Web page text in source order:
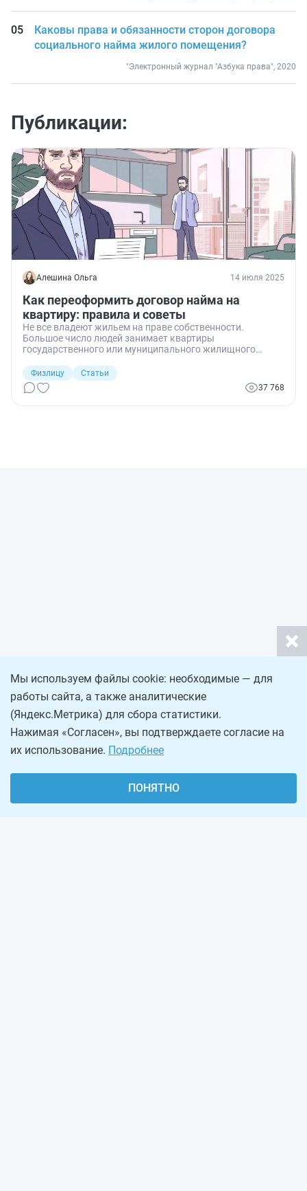
Каковы права и обязанности сторон договора
социального найма жилого помещения?
"Электронный журнал "Азбука права", 2020
Публикации:
Алешина Ольга 14 июля 2025
Как переоформить договор найма на
квартиру: правила и советы
Не все владеют жильем на праве собственности.
Большое число людей занимает квартиры
государственного или муниципального жилищного
заключается между соответствующим органом (местной
администрацией, департаментом и т.д.), являющимся
наймодателем, и ответственным квартиросъемщиком
Физлицу
Статьи
37 768
Мы используем файлы cookie: необходимые — для
работы сайта, а также аналитические
(Яндекс.Метрика) для сбора статистики.
Нажимая «Согласен», вы подтверждаете согласие на
их использование. Подробнее
ПОНЯТНО